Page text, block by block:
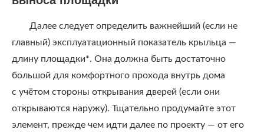
Далее следует определить важнейший (если не
главный) эксплуатационный показатель крыльца —
длину площадки*. Она должна быть достаточно
большой для комфортного прохода внутрь дома
с учётом стороны открывания дверей (если они
открываются наружу). Тщательно продумайте этот
элемент, прежде чем идти далее по проекту — от его